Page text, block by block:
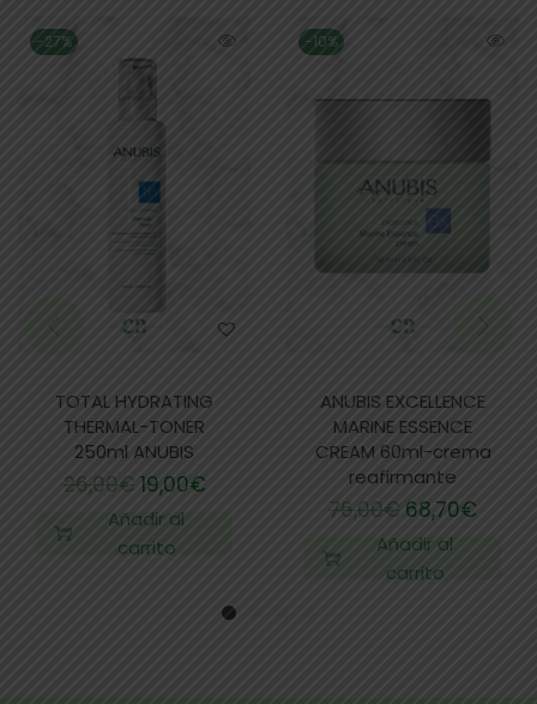
-27%
TOTAL HYDRATING
THERMAL-TONER
250ml ANUBIS
26,00€19,00€
Añadir al
carrito
-10%
ANUBIS EXCELLENCE
MARINE ESSENCE
CREAM 60ml-crema
reafirmante
76,00€ 68,70€
Añadir al
carrito